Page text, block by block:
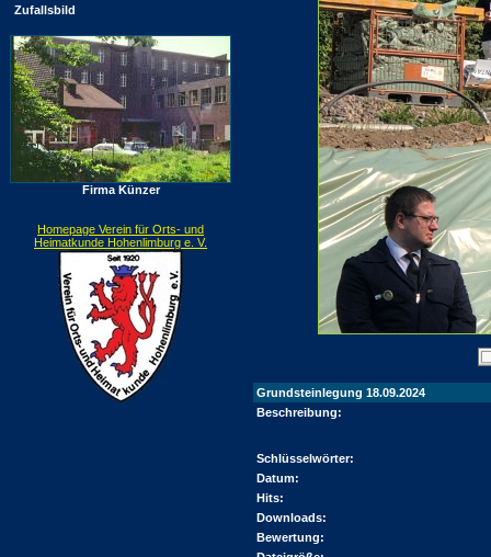
Zufallsbild
Firma Künzer
Homepage Verein für Orts- und
Heimatkunde Hohenlimburg e. V.
Grundsteinlegung 18.09.2024
Beschreibung:
Schlüsselwörter:
Datum:
Hits:
Downloads:
Bewertung: